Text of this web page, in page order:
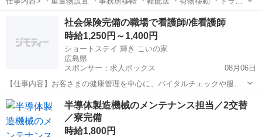
クでの配送 ・内装解体 配送ドライバー作業共に若い子からベテランま
でが仲良く仕事しています。 未経験の方でも皆が色々教えてくれるの
で、安心して仕事で...
広島市 その他 手元
社会保険完備の職場で看護師/准看護師
時給1,250円～1,400円
ショートステイ 輝き こいの家
広島県
スポンサー：求人ボックス
08月06日
【仕事内容】お客さまの健康管理を中心に、バイタルチェックや服薬
管理、処置、急変時の対応などを行います。医師や介護スタッフと連
携しながら、安心・安全な生活を支える役割です。介護業務のサポー
トに入ることもあります。 <施設概要> こい...
アルバイト・パート
半導体製造機械のメンテナンス担当／2交替
／寮完備
時給1,800円